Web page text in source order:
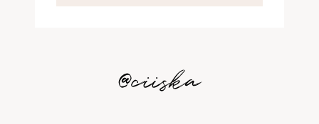
@ciiska